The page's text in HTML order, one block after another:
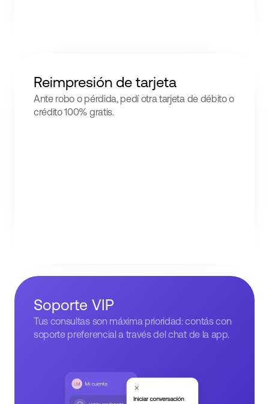
Reimpresión de tarjeta
Ante robo o pérdida, pedí otra tarjeta de débito o
crédito 100% gratis.
Soporte VIP
Tus consultas son máxima prioridad: contás con
soporte preferencial a través del chat de la app.